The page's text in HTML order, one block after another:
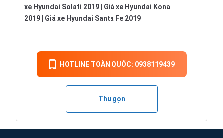
xe Hyundai Solati 2019 Giá xe Hyundai Kona
2019
Giá xe Hyundai Santa Fe 2019
HOTLINE TOÀN QUỐC: 0938119439
Thu gọn